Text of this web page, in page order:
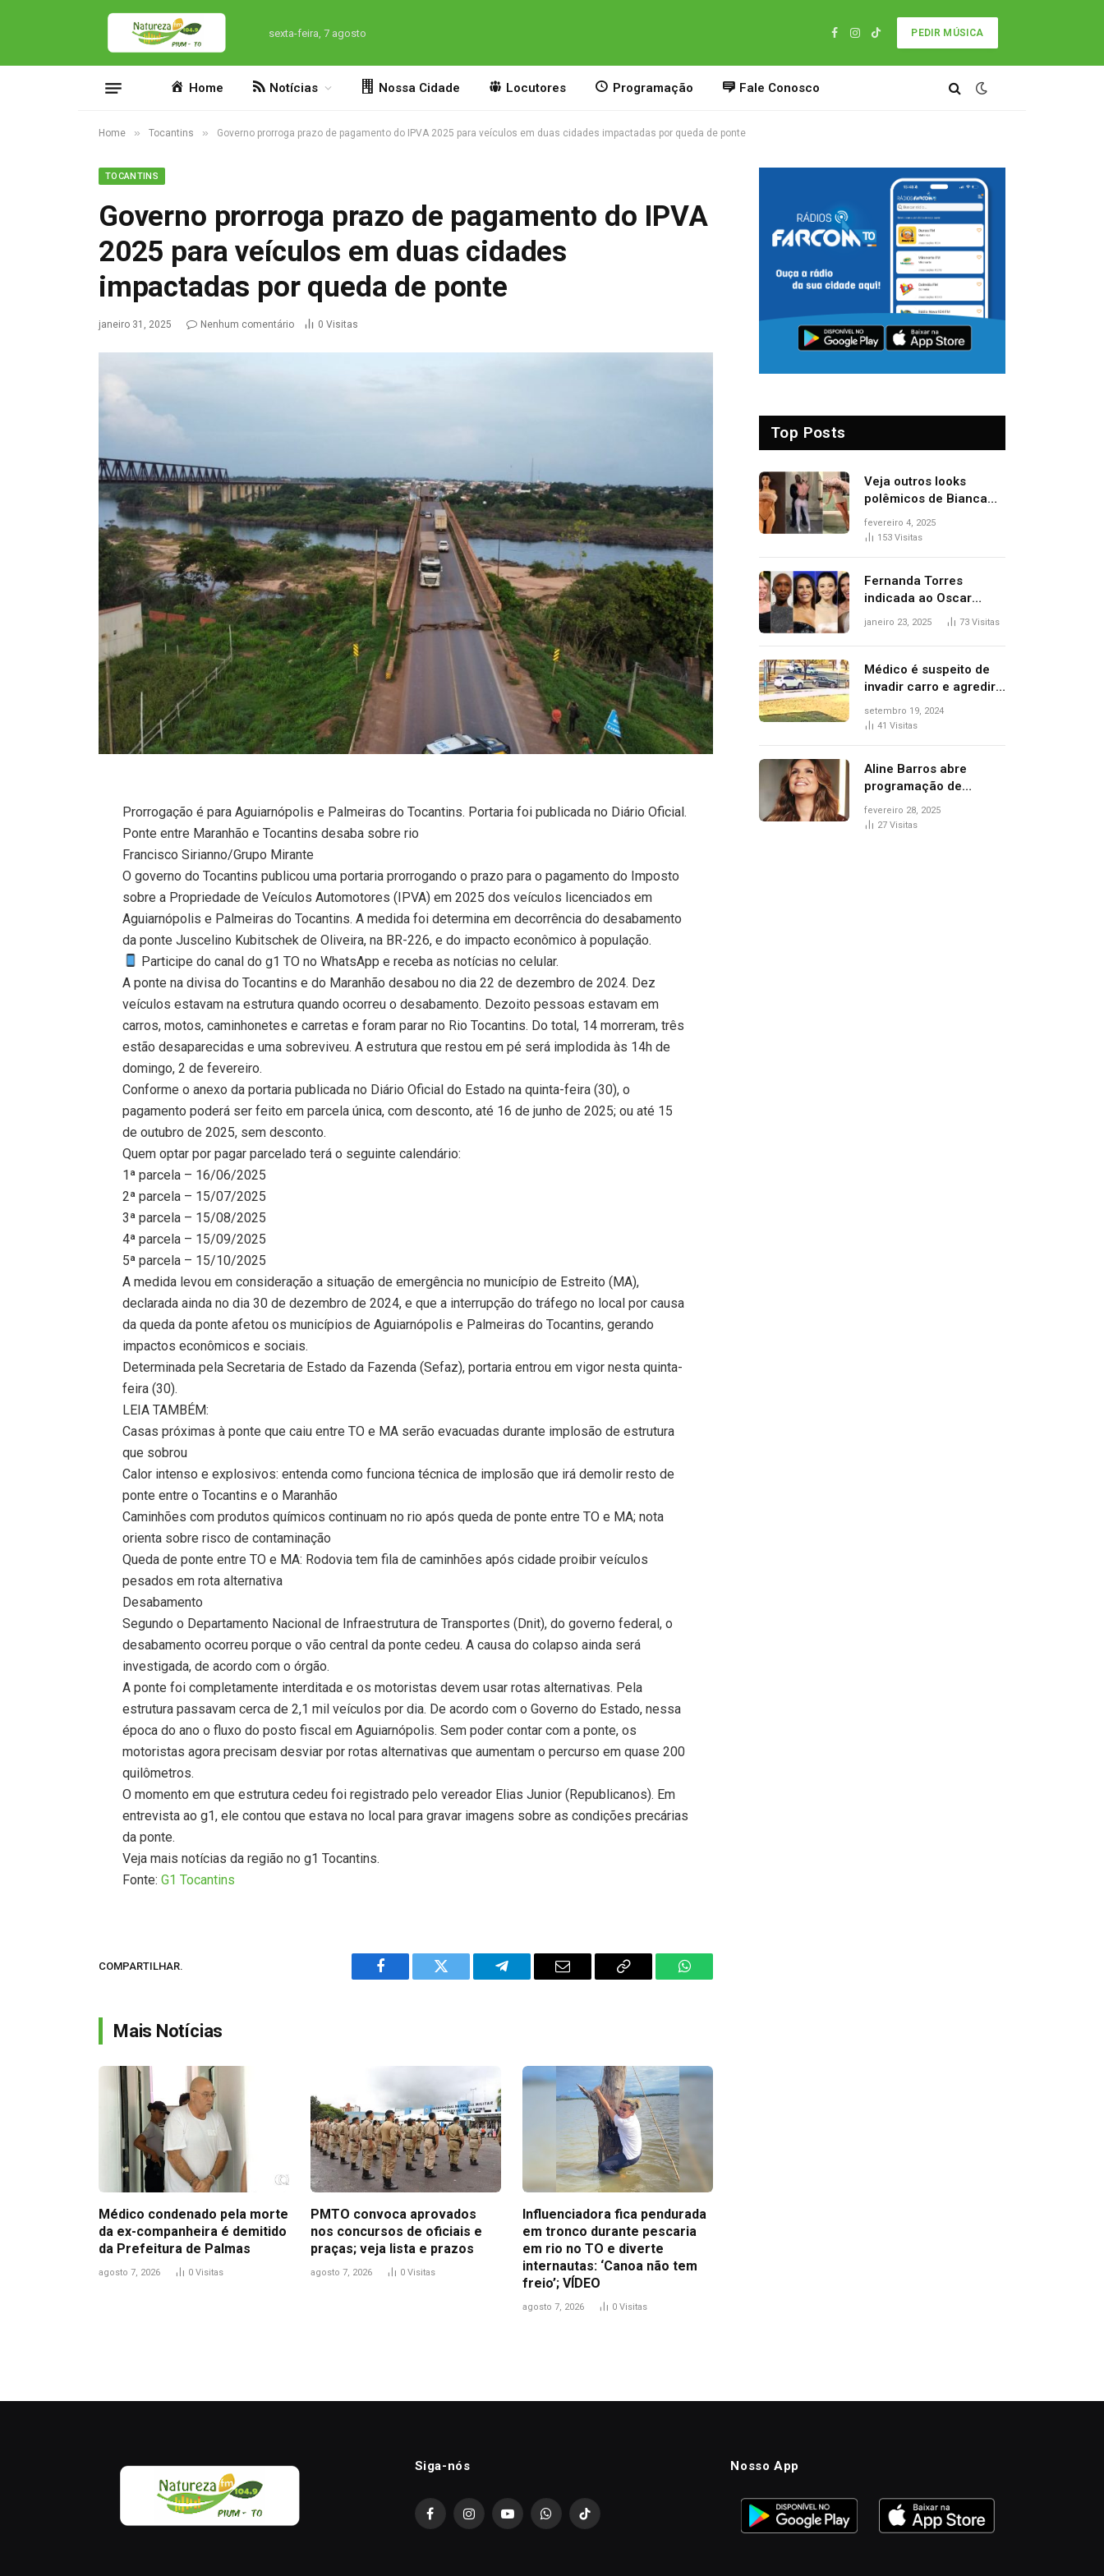
sexta-feira, 7 agosto
Facebook
Instagram
TikTok
PEDIR MÚSICA
Home Notícias Nossa Cidade Locutores Programação Fale Conosco
Home » Tocantins » Governo prorroga prazo de pagamento do IPVA 2025 para veículos em duas cidades impactadas por queda de ponte
TOCANTINS
Governo prorroga prazo de pagamento do IPVA
2025 para veículos em duas cidades
impactadas por queda de ponte
janeiro 31, 2025 Nenhum comentário 0 Visitas
Prorrogação é para Aguiarnópolis e Palmeiras do Tocantins. Portaria foi publicada no Diário Oficial.
Ponte entre Maranhão e Tocantins desaba sobre rio
Francisco Sirianno/Grupo Mirante
O governo do Tocantins publicou uma portaria prorrogando o prazo para o pagamento do Imposto
sobre a Propriedade de Veículos Automotores (IPVA) em 2025 dos veículos licenciados em
Aguiarnópolis e Palmeiras do Tocantins. A medida foi determina em decorrência do desabamento
da ponte Juscelino Kubitschek de Oliveira, na BR-226, e do impacto econômico à população.
Participe do canal do g1 TO no WhatsApp e receba as notícias no celular.
A ponte na divisa do Tocantins e do Maranhão desabou no dia 22 de dezembro de 2024. Dez
veículos estavam na estrutura quando ocorreu o desabamento. Dezoito pessoas estavam em
carros, motos, caminhonetes e carretas e foram parar no Rio Tocantins. Do total, 14 morreram, três
estão desaparecidas e uma sobreviveu. A estrutura que restou em pé será implodida às 14h de
domingo, 2 de fevereiro.
Conforme o anexo da portaria publicada no Diário Oficial do Estado na quinta-feira (30), o
pagamento poderá ser feito em parcela única, com desconto, até 16 de junho de 2025; ou até 15
de outubro de 2025, sem desconto.
Quem optar por pagar parcelado terá o seguinte calendário:
1ª parcela – 16/06/2025
2ª parcela – 15/07/2025
3ª parcela – 15/08/2025
4ª parcela – 15/09/2025
5ª parcela – 15/10/2025
A medida levou em consideração a situação de emergência no município de Estreito (MA),
declarada ainda no dia 30 de dezembro de 2024, e que a interrupção do tráfego no local por causa
da queda da ponte afetou os municípios de Aguiarnópolis e Palmeiras do Tocantins, gerando
impactos econômicos e sociais.
Determinada pela Secretaria de Estado da Fazenda (Sefaz), portaria entrou em vigor nesta quinta-
feira (30).
LEIA TAMBÉM:
Casas próximas à ponte que caiu entre TO e MA serão evacuadas durante implosão de estrutura
que sobrou
Calor intenso e explosivos: entenda como funciona técnica de implosão que irá demolir resto de
ponte entre o Tocantins e o Maranhão
Caminhões com produtos químicos continuam no rio após queda de ponte entre TO e MA; nota
orienta sobre risco de contaminação
Queda de ponte entre TO e MA: Rodovia tem fila de caminhões após cidade proibir veículos
pesados em rota alternativa
Desabamento
Segundo o Departamento Nacional de Infraestrutura de Transportes (Dnit), do governo federal, o
desabamento ocorreu porque o vão central da ponte cedeu. A causa do colapso ainda será
investigada, de acordo com o órgão.
A ponte foi completamente interditada e os motoristas devem usar rotas alternativas. Pela
estrutura passavam cerca de 2,1 mil veículos por dia. De acordo com o Governo do Estado, nessa
época do ano o fluxo do posto fiscal em Aguiarnópolis. Sem poder contar com a ponte, os
motoristas agora precisam desviar por rotas alternativas que aumentam o percurso em quase 200
quilômetros.
O momento em que estrutura cedeu foi registrado pelo vereador Elias Junior (Republicanos). Em
entrevista ao g1, ele contou que estava no local para gravar imagens sobre as condições precárias
da ponte.
Veja mais notícias da região no g1 Tocantins.
Fonte:G1 Tocantins
COMPARTILHAR.
Facebook Twitter Telegram Email
Copy
WhatsApp
Mais Notícias
Médico condenado pela morte
da ex-companheira é demitido
da Prefeitura de Palmas
agosto 7, 2026 0 Visitas
PMTO convoca aprovados
nos concursos de oficiais e
praças; veja lista e prazos
agosto 7, 2026 0 Visitas
Influenciadora fica pendurada
em tronco durante pescaria
em rio no TO e diverte
internautas: ‘Canoa não tem
freio’; VÍDEO
agosto 7, 2026 0 Visitas
Top Posts
Veja outros looks
polêmicos de Bianca
Censori, esposa de
Kanye West que
fevereiro 4, 2025
153 Visitas
Fernanda Torres
indicada ao Oscar
2025: veja as
janeiro 23, 2025 73 Visitas
Médico é suspeito de
invadir carro e agredir
delegado aposentado
durante confusão no
setembro 19, 2024
41 Visitas
Aline Barros abre
programação de
Carnaval na Praça dos
Girassóis nesta sexta-
fevereiro 28, 2025
27 Visitas
Siga-nós
FacebookInstagramYouTubeWhatsAppTikTok
Nosso App